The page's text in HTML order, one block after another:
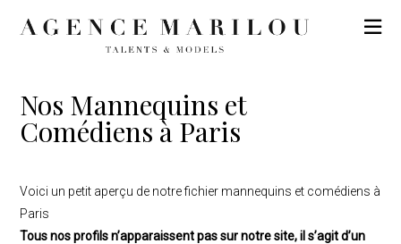
Nos Mannequins et
Comédiens à Paris
Voici un petit aperçu de notre fichier mannequins et comédiens à
Paris
Tous nos profils n’apparaissent pas sur notre site, il s’agit d’un